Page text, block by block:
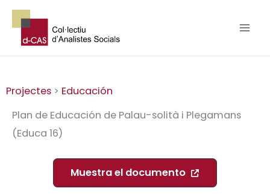
contenido
Projectes > Educación
Plan de Educación de Palau-solità i Plegamans
(Educa 16)
Muestra el documento